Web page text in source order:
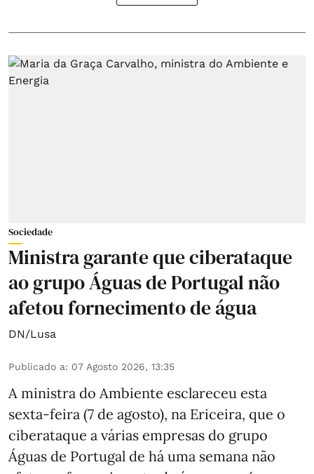
Sociedade
Ministra garante que ciberataque
ao grupo Águas de Portugal não
afetou fornecimento de água
DN/Lusa
Publicado a: 07 Agosto 2026, 13:35
A ministra do Ambiente esclareceu esta
sexta-feira (7 de agosto), na Ericeira, que o
ciberataque a várias empresas do grupo
Águas de Portugal de há uma semana não